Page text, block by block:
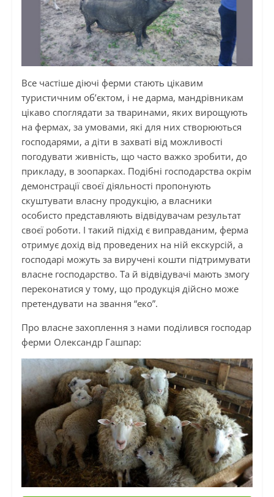
Все частіше діючі ферми стають цікавим
туристичним об’єктом, і не дарма, мандрівникам
цікаво споглядати за тваринами, яких вирощують
на фермах, за умовами, які для них створюються
господарями, а діти в захваті від можливості
погодувати живність, що часто важко зробити, до
прикладу, в зоопарках. Подібні господарства окрім
демонстрації своєї діяльності пропонують
скуштувати власну продукцію, а власники
особисто представляють відвідувачам результат
своєї роботи. І такий підхід є виправданим, ферма
отримує дохід від проведених на ній екскурсій, а
господарі можуть за виручені кошти підтримувати
власне господарство. Та й відвідувачі мають змогу
переконатися у тому, що продукція дійсно може
претендувати на звання “еко”.
Про власне захоплення з нами поділився господар
ферми Олександр Гашпар: